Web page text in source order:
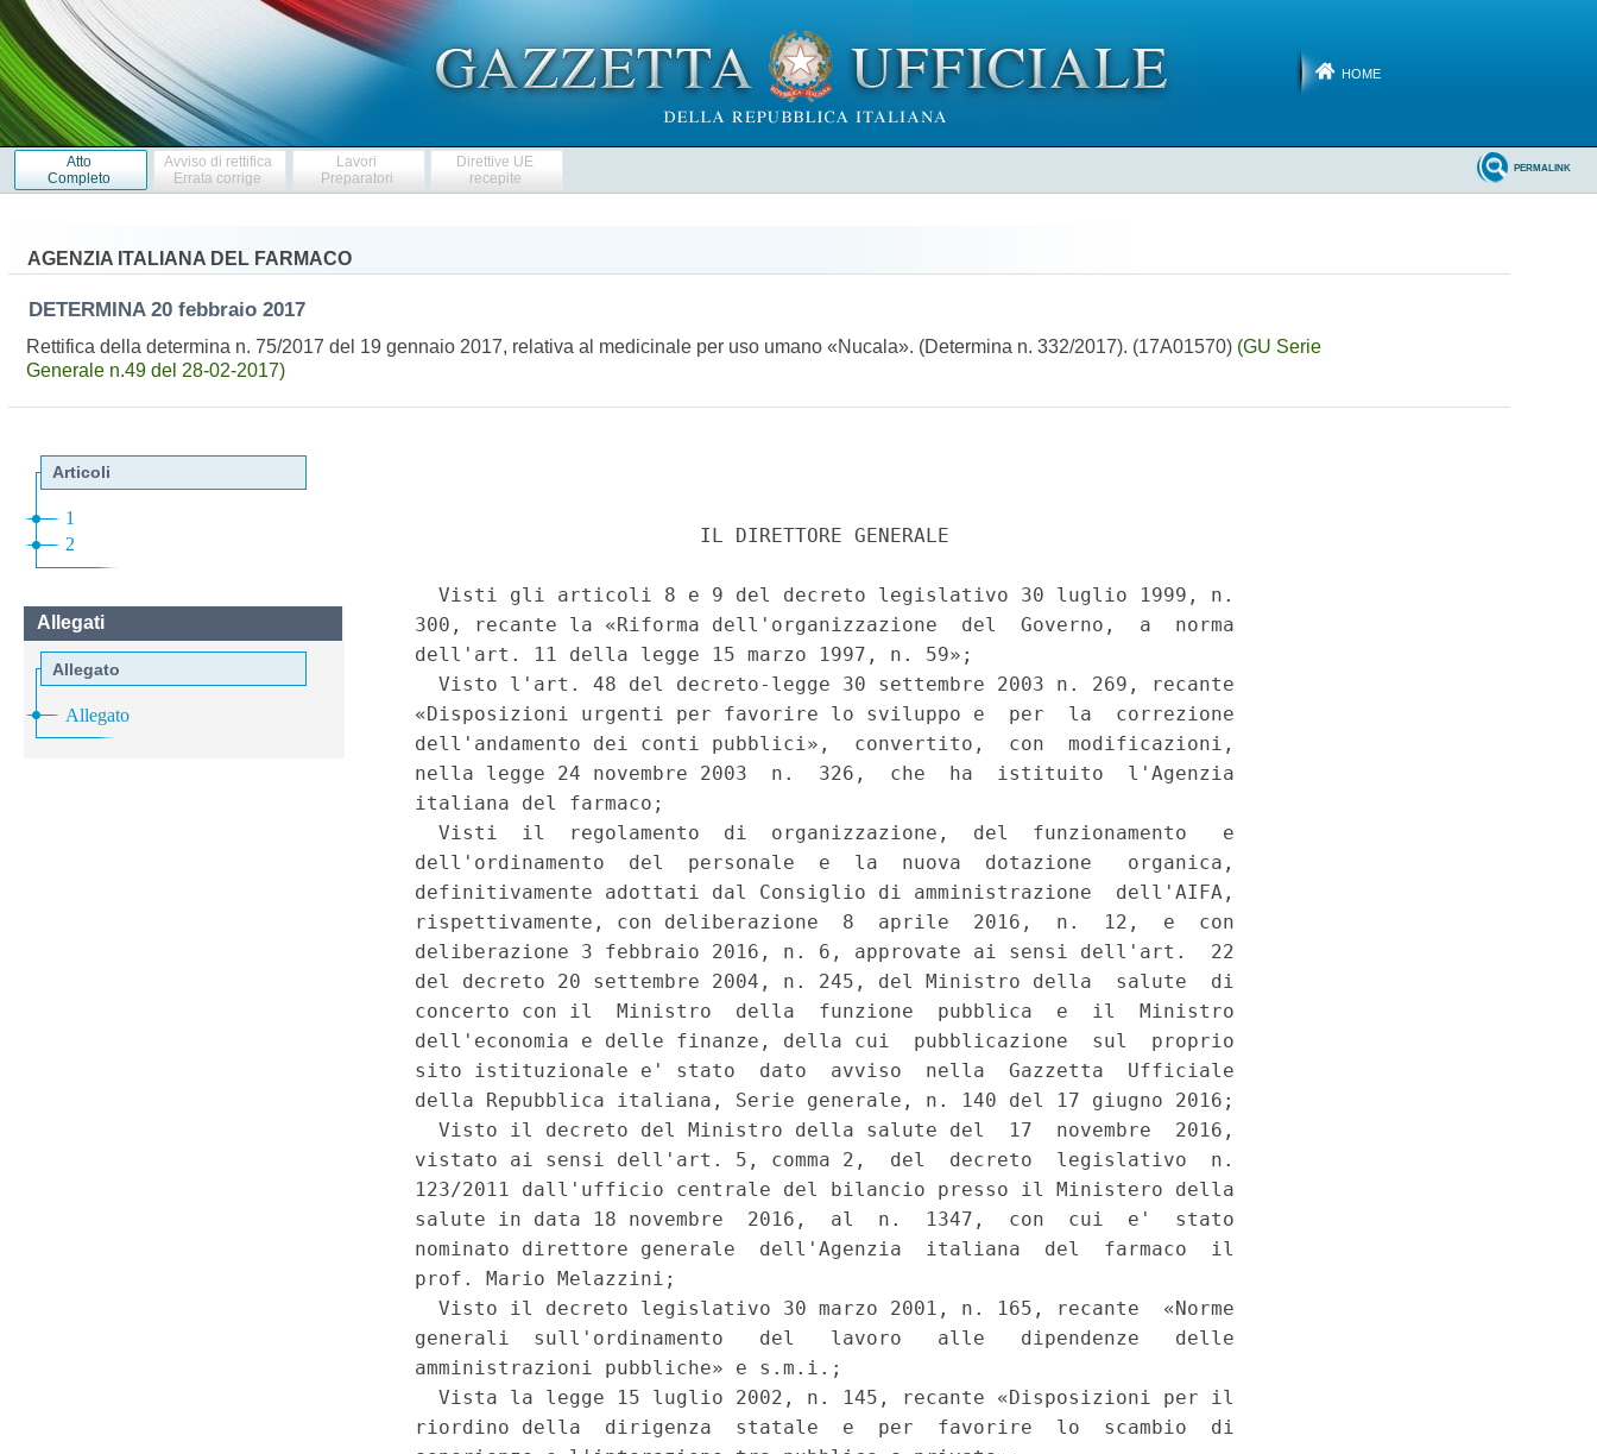
HOME
Atto
Completo
Avviso di rettifica
Errata corrige
Lavori
Preparatori
Direttive UE
recepite
PERMALINK
AGENZIA ITALIANA DEL FARMACO
DETERMINA 20 febbraio 2017
Rettifica della determina n. 75/2017 del 19 gennaio 2017, relativa al medicinale per uso umano «Nucala». (Determina n. 332/2017). (17A01570) (GU Serie
Generale n.49 del 28-02-2017)